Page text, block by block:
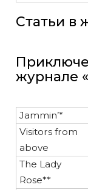
Статьи в
журнале
Jammin’*
Visitors from
above
The Lady
Rose**